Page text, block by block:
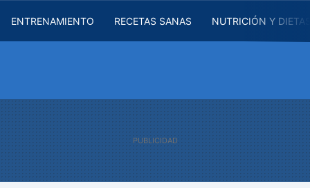
ENTRENAMIENTO RECETAS SANAS NUTRICIÓN Y